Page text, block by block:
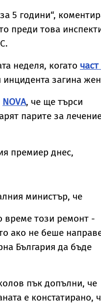
продължава
5 години“,
преди това
неделя, когато
инцидента загина
NOVA, че ще търси
парите за
премиер днес,
министър, че
време този ремонт -
ако не беше
България да бъде
пък допълни, че
е констатирано,